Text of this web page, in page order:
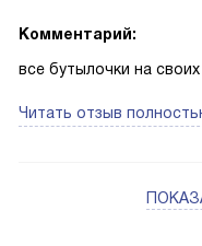
Комментарий:
все бутылочки на
Читать отзыв